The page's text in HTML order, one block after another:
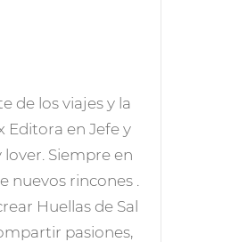
de los viajes y la
Editora en Jefe y
lover. Siempre en
nuevos rincones .
Huellas de Sal
pasiones,